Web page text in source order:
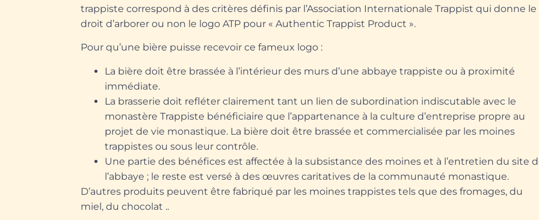
trappiste correspond à des critères définis par l’Association Internationale Trappist qui donne le
droit d’arborer ou non le logo ATP pour « Authentic Trappist Product ».
Pour qu’une bière puisse recevoir ce fameux logo :
La bière doit être brassée à l’intérieur des murs d’une abbaye trappiste ou à proximité
immédiate.
La brasserie doit refléter clairement tant un lien de subordination indiscutable avec le
monastère Trappiste bénéficiaire que l’appartenance à la culture d’entreprise propre au
projet de vie monastique. La bière doit être brassée et commercialisée par les moines
trappistes ou sous leur contrôle.
Une partie des bénéfices est affectée à la subsistance des moines et à l’entretien du site
l’abbaye ; le reste est versé à des œuvres caritatives de la communauté monastique.
D’autres produits peuvent être fabriqué par les moines trappistes tels que des fromages, du
miel, du chocolat ..